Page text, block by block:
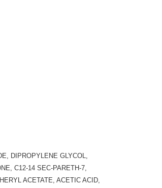
DIPROPYLENE GLYCOL,
C12-14 SEC-PARETH-7,
ACETATE, ACETIC ACID,